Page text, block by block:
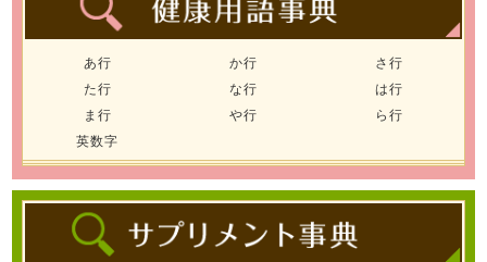
あ行 か行
さ行
た行
な行
は行
ま行
や行
ら行
英数字